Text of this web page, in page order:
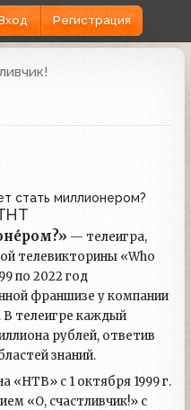
Регистрация
стать миллионером?
— телеигра,
телевикторины «Who
по 2022 год
франшизе у компании
В телеигре каждый
рублей, ответив
знаний.
«НТВ» с 1 октября 1999 г.
«О, счастливчик!» с